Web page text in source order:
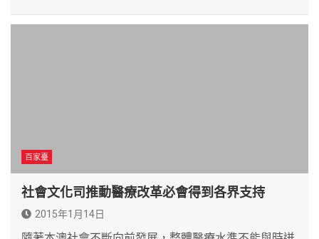
百家臺
社會文化司推動醫療改革必會得到各界支持
2015年1月14日